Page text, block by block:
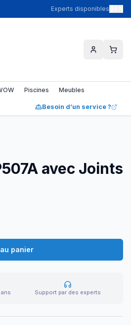
Experts disponibles
Piscines Meubles
Besoin d’un service ?
avec Joints
panier
Support par des experts